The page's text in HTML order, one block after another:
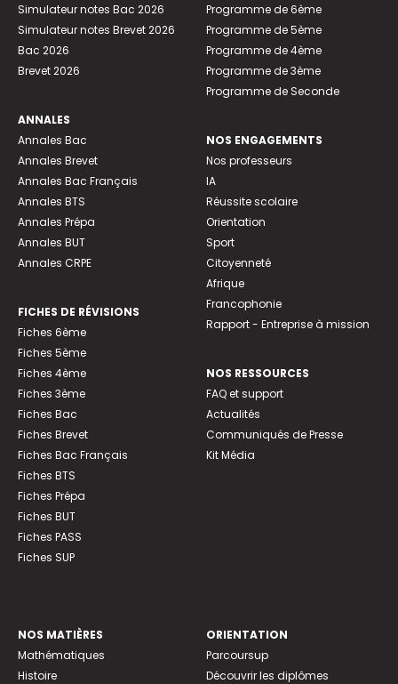
Simulateur notes Bac 2026
Simulateur notes Brevet 2026
Bac 2026
Brevet 2026
ANNALES
Annales Bac
Annales Brevet
Annales Bac Français
Annales BTS
Annales Prépa
Annales BUT
Annales CRPE
FICHES DE RÉVISIONS
Fiches 6ème
Fiches 5ème
Fiches 4ème
Fiches 3ème
Fiches Bac
Fiches Brevet
Fiches Bac Français
Fiches BTS
Fiches Prépa
Fiches BUT
Fiches PASS
Fiches SUP
Programme de 6ème
Programme de 5ème
Programme de 4ème
Programme de 3ème
Programme de Seconde
NOS ENGAGEMENTS
Nos professeurs
IA
Réussite scolaire
Orientation
Sport
Citoyenneté
Afrique
Francophonie
Rapport - Entreprise à mission
NOS RESSOURCES
FAQ et support
Actualités
Communiqués de Presse
Kit Média
NOS MATIÈRES
Mathématiques
Histoire
ORIENTATION
Parcoursup
Découvrir les diplômes